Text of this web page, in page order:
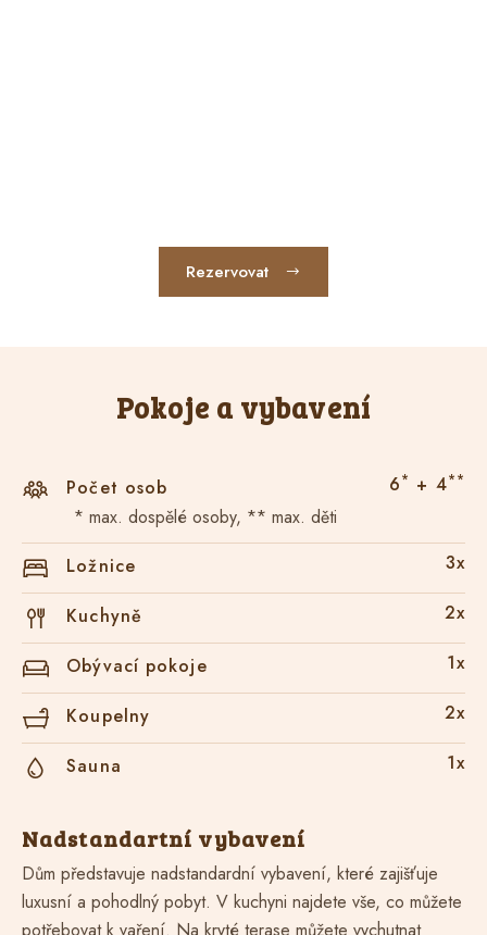
Rezervovat
Pokoje a vybavení
Počet osob
* max. dospělé osoby, ** max. děti
6* + 4**
Ložnice 3x
Kuchyně 2x
Obývací pokoje 1x
Koupelny 2x
Sauna 1x
Nadstandartní vybavení
Dům představuje nadstandardní vybavení, které zajišťuje
luxusní a pohodlný pobyt. V kuchyni najdete vše, co můžete